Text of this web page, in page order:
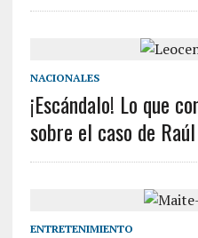
NACIONALES
¡Escándalo! Lo que
sobre el caso de
ENTRETENIMIENTO